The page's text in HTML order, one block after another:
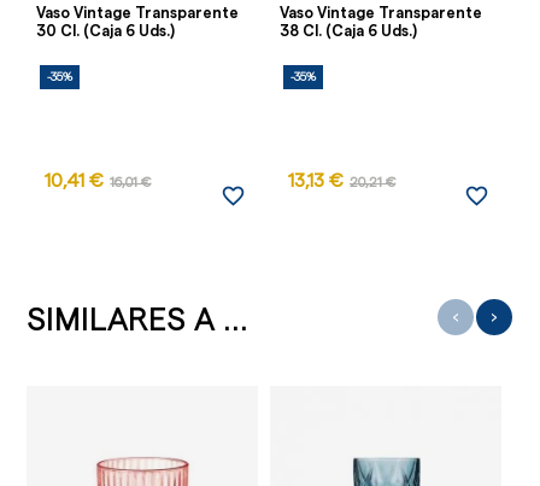
Vaso Vintage Transparente
30 Cl. (Caja 6 Uds.)
-35%
10,41 € 16,01 €
favorite_border
Vaso Vintage Transparente
38 Cl. (Caja 6 Uds.)
-35%
13,13 € 20,21 €
favorite_border
SIMILARES A ... ‹ ›